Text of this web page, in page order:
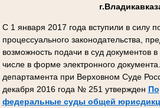
С 1 января 2017 года вступили в силу
процессуального законодательства,
возможность подачи в суд документов
числе в форме электронного
департамента при Верховном Суде
декабря 2016 года № 251 утвержден
федеральные суды общей